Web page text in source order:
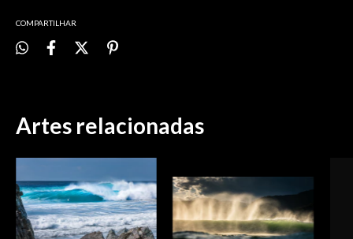
COMPARTILHAR
Artes relacionadas